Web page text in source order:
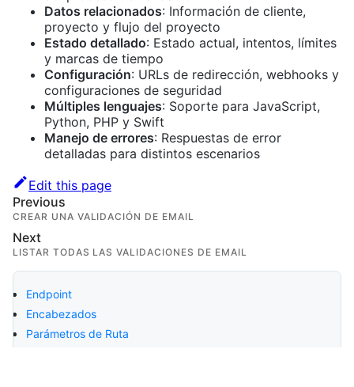
Datos relacionados: Información de cliente,
proyecto y flujo del proyecto
Estado detallado: Estado actual, intentos, límites
y marcas de tiempo
Configuración: URLs de redirección, webhooks y
configuraciones de seguridad
Múltiples lenguajes: Soporte para JavaScript,
Python, PHP y Swift
Manejo de errores: Respuestas de error
detalladas para distintos escenarios
Edit this page
Previous
CREAR UNA VALIDACIÓN DE EMAIL
Next
LISTAR TODAS LAS VALIDACIONES DE EMAIL
Endpoint
Encabezados
Parámetros de Ruta